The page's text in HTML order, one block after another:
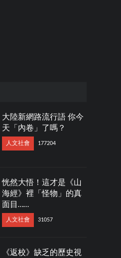
大陸新網路流行語 你今
天「內卷」了嗎？
人文社會 177204
恍然大悟！這才是《山
海經》裡「怪物」的真
面目……
人文社會 31057
《返校》缺乏的歷史視